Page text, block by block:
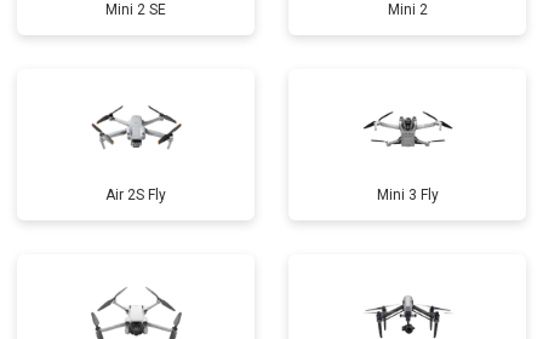
Mini 2 SE Mini 2
Air 2S Fly Mini 3 Fly